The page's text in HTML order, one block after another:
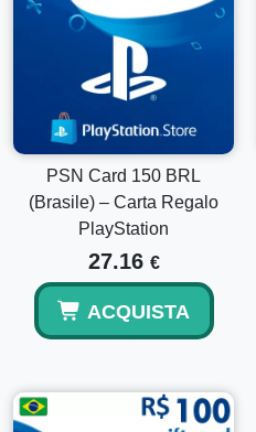
PSN Card 150 BRL
(Brasile) – Carta Regalo
PlayStation
27.16 €
ACQUISTA